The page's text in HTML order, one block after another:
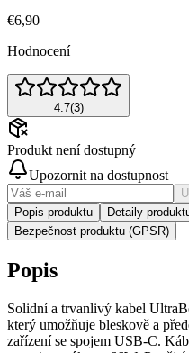
€6,90
Hodnocení
4.7(3)
Produkt není dostupný
Upozornit na dostupnost
Popis produktu
Detaily
Bezpečnost produktu (GPSR)
Popis
Solidní a trvanlivý kabel
který umožňuje bleskově a
zařízení se spojem USB-C.